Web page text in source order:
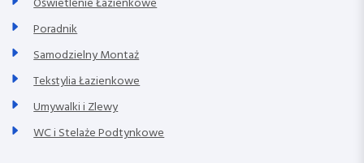
Oświetlenie Łazienkowe
Poradnik
Samodzielny Montaż
Tekstylia Łazienkowe
Umywalki i Zlewy
WC i Stelaże Podtynkowe